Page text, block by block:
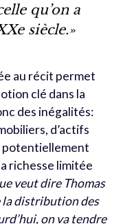
qu’on a
siècle.»
au récit permet
clé dans la
des inégalités:
d’actifs
potentiellement
richesse limitée
veut dire Thomas
la distribution des
on va tendre